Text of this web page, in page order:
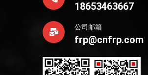
18653463667
公司邮箱
frp@cnfrp.com